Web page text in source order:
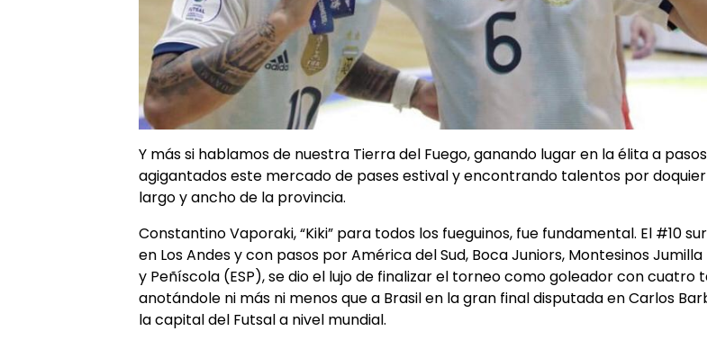
Y más si hablamos de nuestra Tierra del Fuego, ganando lugar en la élita a pasos
agigantados este mercado de pases estival y encontrando talentos por
largo y ancho de la provincia.
Constantino Vaporaki, “Kiki” para todos los fueguinos, fue fundamental. El #10
en Los Andes y con pasos por América del Sud, Boca Juniors, Montesinos Jumilla
y Peñíscola (ESP), se dio el lujo de finalizar el torneo como goleador con cuatro
anotándole ni más ni menos que a Brasil en la gran final disputada en Carlos
la capital del Futsal a nivel mundial.